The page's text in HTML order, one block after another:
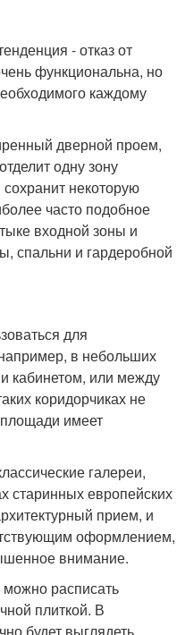
- отказ от
функциональна, но
каждому
дверной проем,
одну зону
некоторую
часто подобное
входной зоны и
спальни и гардеробной
для
в небольших
кабинетом, или между
коридорчиках не
имеет
галереи,
старинных европейских
прием, и
оформлением,
внимание.
расписать
плиткой. В